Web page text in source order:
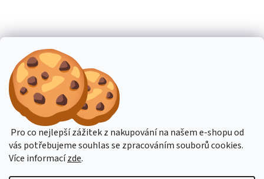
Pro co nejlepší zážitek z nakupování na našem e-shopu od
vás potřebujeme souhlas se zpracováním souborů cookies.
Více informacízde.